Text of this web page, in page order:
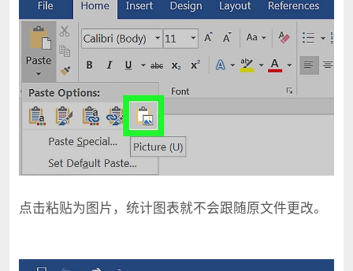
点击粘贴为图片，统计图表就不会跟随原文件更改。